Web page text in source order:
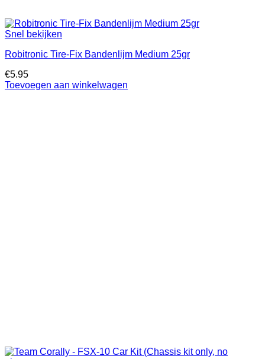
Snel bekijken
Robitronic Tire-Fix Bandenlijm Medium 25gr
€5.95
Toevoegen aan winkelwagen